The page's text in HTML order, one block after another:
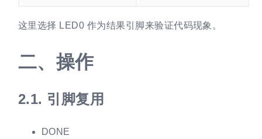
这里选择 LED0 作为结果引脚来验证代码现象。
二、操作
2.1. 引脚复用
DONE